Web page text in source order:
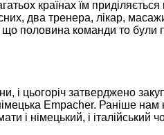
країнах їм
два тренера, лікар,
половина команди то були
і цьогоріч затверджено
Еmpacher. Раніше нам
і німецький, і італійський